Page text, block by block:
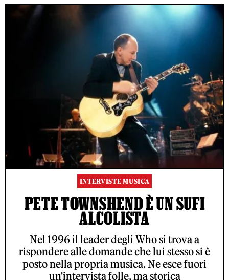
INTERVISTE MUSICA
PETE TOWNSHEND È UN SUFI
ALCOLISTA
Nel 1996 il leader degli Who si trova a
rispondere alle domande che lui stesso si è
posto nella propria musica. Ne esce fuori
un'intervista folle, ma storica